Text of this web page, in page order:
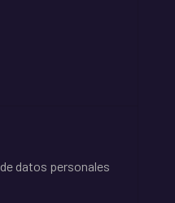
datos personales